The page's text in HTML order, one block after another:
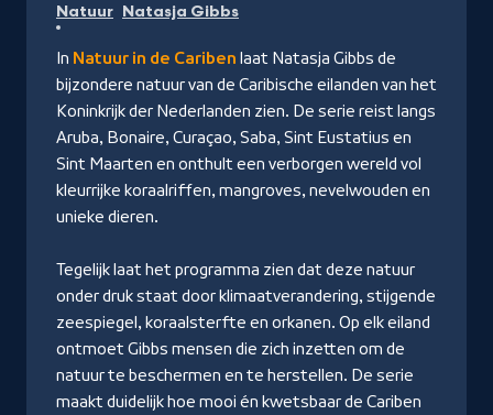
NPO
Start
Natuur Natasja Gibbs
In Natuur in de Cariben laat Natasja Gibbs de
bijzondere natuur van de Caribische eilanden van het
Koninkrijk der Nederlanden zien. De serie reist langs
Aruba, Bonaire, Curaçao, Saba, Sint Eustatius en
Sint Maarten en onthult een verborgen wereld vol
kleurrijke koraalriffen, mangroves, nevelwouden en
unieke dieren.
Tegelijk laat het programma zien dat deze natuur
onder druk staat door klimaatverandering, stijgende
zeespiegel, koraalsterfte en orkanen. Op elk eiland
ontmoet Gibbs mensen die zich inzetten om de
natuur te beschermen en te herstellen. De serie
maakt duidelijk hoe mooi én kwetsbaar de Cariben